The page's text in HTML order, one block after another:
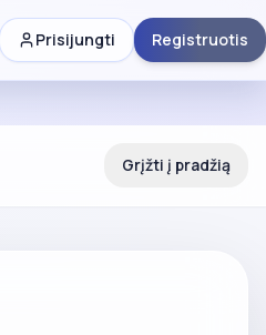
Prisijungti Registruotis
Grįžti į pradžią